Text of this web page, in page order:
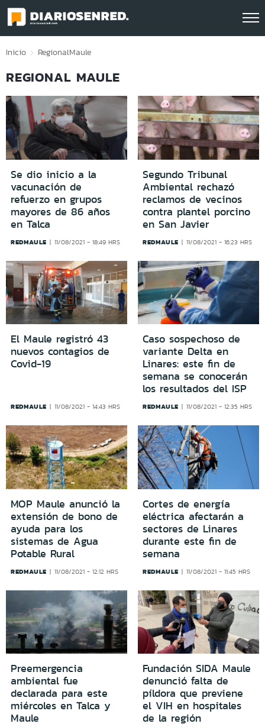
Click acá para ir directamente al contenido
Inicio RegionalMaule
REGIONAL MAULE
Se dio inicio a la
vacunación de
refuerzo en grupos
mayores de 86 años
en Talca
REDMAULE 11/08/2021 - 18:49 HRS
Segundo Tribunal
Ambiental rechazó
reclamos de vecinos
contra plantel porcino
en San Javier
REDMAULE 11/08/2021 - 16:23 HRS
El Maule registró 43
nuevos contagios de
Covid-19
REDMAULE 11/08/2021 - 14:43 HRS
Caso sospechoso de
variante Delta en
Linares: este fin de
semana se conocerán
los resultados del ISP
REDMAULE 11/08/2021 - 12:35 HRS
MOP Maule anunció la
extensión de bono de
ayuda para los
sistemas de Agua
Potable Rural
REDMAULE 11/08/2021 - 12:12 HRS
Cortes de energía
eléctrica afectarán a
sectores de Linares
durante este fin de
semana
REDMAULE 11/08/2021 - 11:45 HRS
Preemergencia
ambiental fue
declarada para este
miércoles en Talca y
Maule
Fundación SIDA Maule
denunció falta de
píldora que previene
el VIH en hospitales
de la región